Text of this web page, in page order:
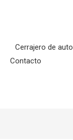
Cerrajero de
Contacto